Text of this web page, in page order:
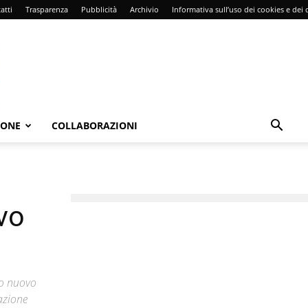
Trasparenza Pubblicità Archivio Informativa sull’uso dei cookies e dei
COLLABORAZIONI
nuovo